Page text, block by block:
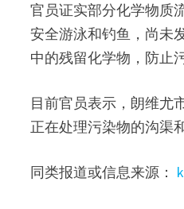
官员证实部分化学物质
安全游泳和钓鱼，尚未
中的残留化学物，防止
目前官员表示，朗维尤
正在处理污染物的沟渠
同类报道或信息来源：